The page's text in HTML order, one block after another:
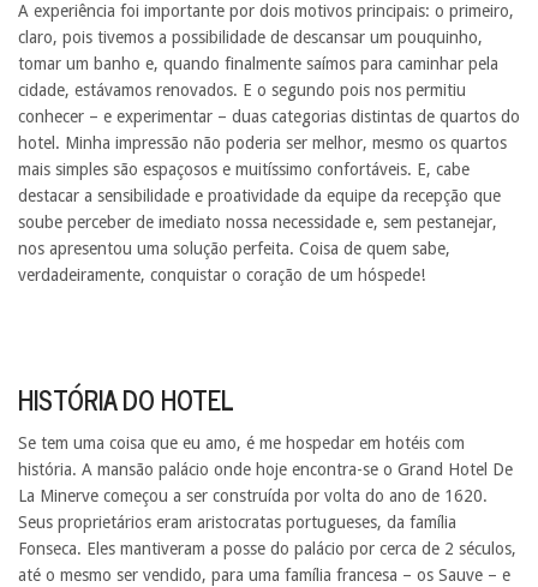
A experiência foi importante por dois motivos principais: o primeiro,
claro, pois tivemos a possibilidade de descansar um pouquinho,
tomar um banho e, quando finalmente saímos para caminhar pela
cidade, estávamos renovados. E o segundo pois nos permitiu
conhecer – e experimentar – duas categorias distintas de quartos do
hotel. Minha impressão não poderia ser melhor, mesmo os quartos
mais simples são espaçosos e muitíssimo confortáveis. E, cabe
destacar a sensibilidade e proatividade da equipe da recepção que
soube perceber de imediato nossa necessidade e, sem pestanejar,
nos apresentou uma solução perfeita. Coisa de quem sabe,
verdadeiramente, conquistar o coração de um hóspede!
HISTÓRIA DO HOTEL
Se tem uma coisa que eu amo, é me hospedar em hotéis com
história. A mansão palácio onde hoje encontra-se o Grand Hotel De
La Minerve começou a ser construída por volta do ano de 1620.
Seus proprietários eram aristocratas portugueses, da família
Fonseca. Eles mantiveram a posse do palácio por cerca de 2 séculos,
até o mesmo ser vendido, para uma família francesa – os Sauve – e